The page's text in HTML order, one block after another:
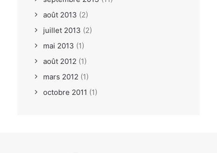
août 2013 (2)
juillet 2013 (2)
mai 2013 (1)
août 2012 (1)
mars 2012 (1)
octobre 2011 (1)